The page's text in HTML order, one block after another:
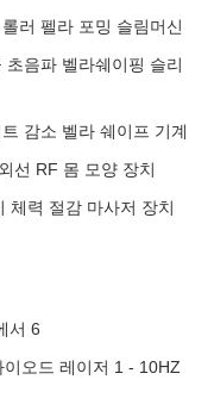
러 펠라 포밍 슬림머신
음파 벨라쉐이핑 슬리
감소 벨라 쉐이프 기계
선 RF 몸 모양 장치
체력 절감 마사저 장치
서 6
오드 레이저 1 - 10HZ